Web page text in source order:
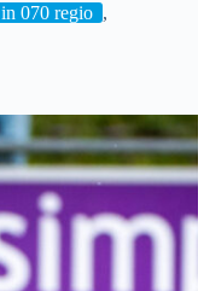
070 regio ,